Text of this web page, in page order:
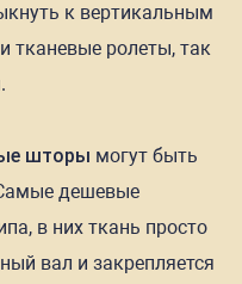
к вертикальным
тканевые ролеты, так
шторы могут быть
дешевые
в них ткань просто
вал и закрепляется